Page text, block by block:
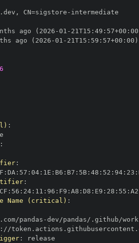
, CN=sigstore -
ago (2026-01 - 21T15 : 49 : 57+00 :
ago (2026-01 - 21T15 : 59 : 57+00 :
:
:
:
: DA : 57 : 04: 1E : B6 : B7 : 5B: 48 : 52 : 94: 23 :
:
CF : 56 : 24: 11 : 96 : F9 : A8 : D8 : E9 : 28 : 55 : A2
Name (critical) :
pandas -
:
: